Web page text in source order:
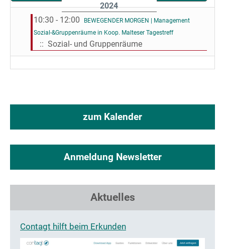
2024
10:30 - 12:00
BEWEGENDER MORGEN | Management
Sozial-&Gruppenräume in Koop. Malteser Tagestreff
:: Sozial- und Gruppenräume
zum Kalender
Anmeldung Newsletter
Aktuelles
Contagt hilft beim Erkunden